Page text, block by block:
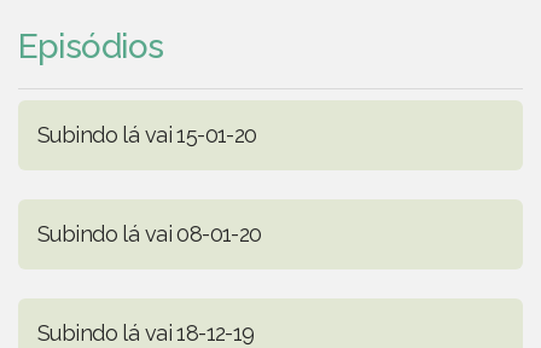
Episódios
Subindo lá vai 15-01-20
Subindo lá vai 08-01-20
Subindo lá vai 18-12-19